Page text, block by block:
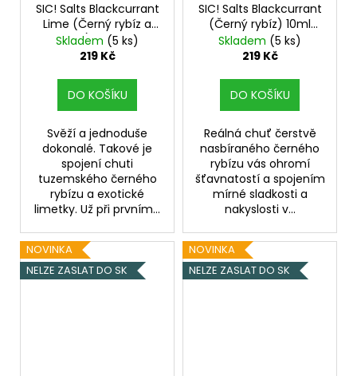
SIC! Salts Blackcurrant
Lime (Černý rybíz a
limetka) 10ml 16mg
Skladem (5 ks)
219 Kč
DO KOŠÍKU
Svěží a jednoduše
dokonalé. Takové je
spojení chuti
tuzemského černého
rybízu a exotické
limetky. Už při prvním...
SIC! Salts Blackcurrant
(Černý rybíz) 10ml
20mg
Skladem (5 ks)
219 Kč
DO KOŠÍKU
Reálná chuť čerstvě
nasbíraného černého
rybízu vás ohromí
šťavnatostí a spojením
mírné sladkosti a
nakyslosti v...
NOVINKA
NELZE ZASLAT DO SK
NOVINKA
NELZE ZASLAT DO SK